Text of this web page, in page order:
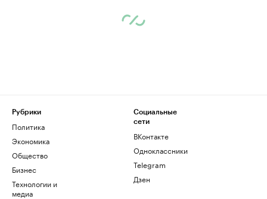
Рубрики
Политика
Экономика
Общество
Бизнес
Технологии и
медиа
Социальные
сети
ВКонтакте
Одноклассники
Telegram
Дзен